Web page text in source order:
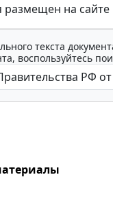
размещен на
текста
воспользуйтесь